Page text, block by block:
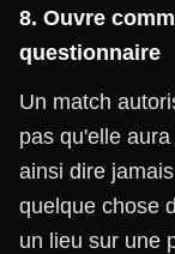
8. Ouvre
questionnaire
Un match
pas qu'elle
ainsi dire
quelque chose
un lieu sur une